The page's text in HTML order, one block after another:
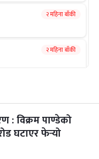
२ महिना बाँकी
२ महिना बाँकी
२ महिना बाँकी
: विक्रम पाण्डेको
घटाएर फेर्‍यो